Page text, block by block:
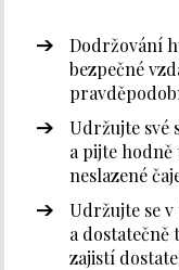
Dodržování
bezpečné
Udržujte své
a pijte hodně
neslazené
Udržujte se
a dostatečně
zajistí